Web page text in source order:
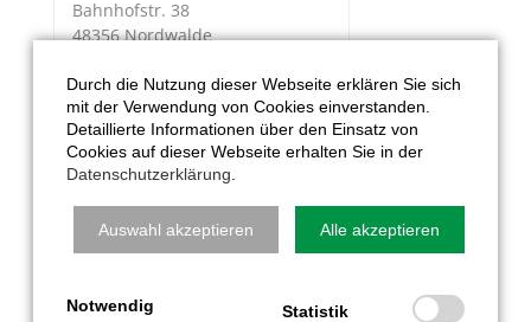
Bahnhofstr. 38
48356 Nordwalde
KONTAKT
Schnellkontakt
Durch die Nutzung dieser Webseite erklären Sie sich
mit der Verwendung von Cookies einverstanden.
Detaillierte Informationen über den Einsatz von
Cookies auf dieser Webseite erhalten Sie in der
Datenschutzerklärung
Auswahl akzeptieren Alle akzeptieren
Notwendig Statistik